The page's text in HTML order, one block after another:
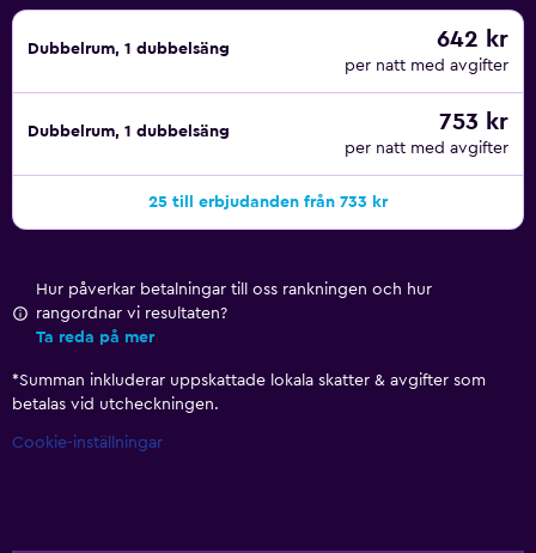
Dubbelrum, 1 dubbelsäng 642 kr
per natt med avgifter
Dubbelrum, 1 dubbelsäng 753 kr
per natt med avgifter
25 till erbjudanden från 733 kr
Hur påverkar betalningar till oss rankningen och hur
rangordnar vi resultaten?
Ta reda på mer
*Summan inkluderar uppskattade lokala skatter & avgifter som
betalas vid utcheckningen.
Cookie-inställningar